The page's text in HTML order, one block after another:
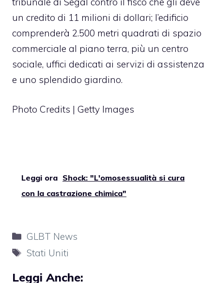
un credito di 11 milioni di dollari; l’edificio
comprenderà 2.500 metri quadrati di spazio
commerciale al piano terra, più un centro
sociale, uffici dedicati ai servizi di assistenza
e uno splendido giardino.
Photo Credits | Getty Images
Leggi ora Shock: "L'omosessualità si cura
con la castrazione chimica"
Categorie
GLBT News
Tag
Stati Uniti
Leggi Anche: